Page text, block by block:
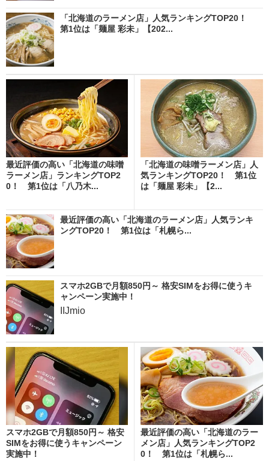
「北海道のラーメン店」人気ランキングTOP20！
第1位は「麺屋 彩未」【202...
最近評価の高い「北海道の味噌
ラーメン店」ランキングTOP2
0！ 第1位は「八乃木...
「北海道の味噌ラーメン店」人
気ランキングTOP20！ 第1位
は「麺屋 彩未」【2...
最近評価の高い「北海道のラーメン店」人気ランキ
ングTOP20！ 第1位は「札幌ら...
スマホ2GBで月額850円～ 格安SIMをお得に使うキ
ャンペーン実施中！
IIJmio
スマホ2GBで月額850円～ 格安
SIMをお得に使うキャンペーン
実施中！
最近評価の高い「北海道のラー
メン店」人気ランキングTOP2
0！ 第1位は「札幌ら...